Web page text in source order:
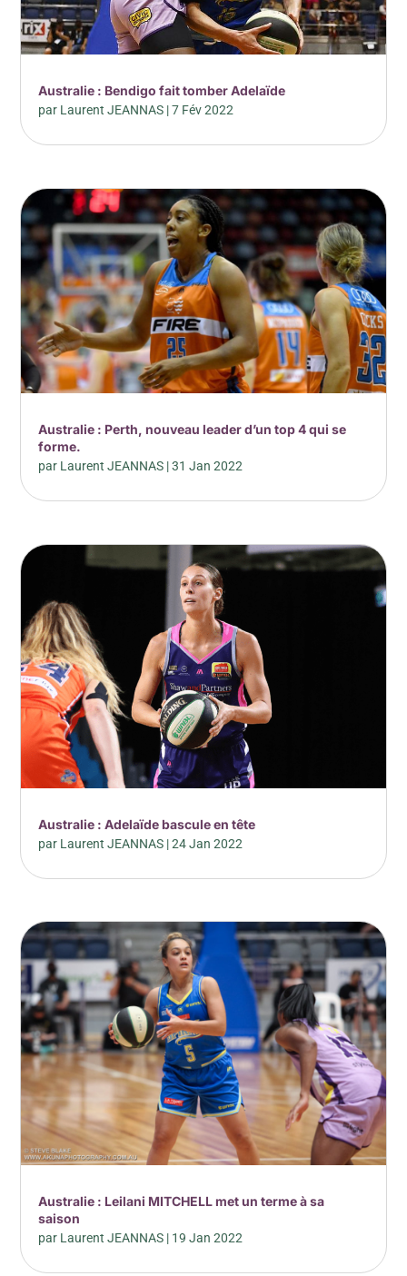
Australie : Bendigo fait tomber Adelaïde
par Laurent JEANNAS |7 Fév 2022
Australie : Perth, nouveau leader d’un top 4 qui se
forme.
par Laurent JEANNAS |31 Jan 2022
Australie : Adelaïde bascule en tête
par Laurent JEANNAS |24 Jan 2022
Australie : Leilani MITCHELL met un terme à sa
saison
par Laurent JEANNAS | 19 Jan 2022